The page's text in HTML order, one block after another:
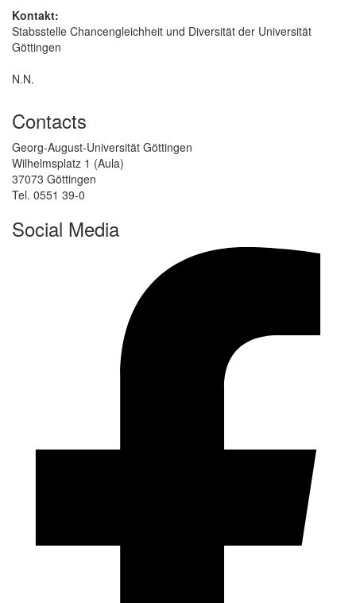
Kontakt:
Stabsstelle Chancengleichheit und Diversität der Universität
Göttingen
N.N.
Contacts
Georg-August-Universität Göttingen
Wilhelmsplatz 1 (Aula)
37073 Göttingen
Tel. 0551 39-0
Social Media